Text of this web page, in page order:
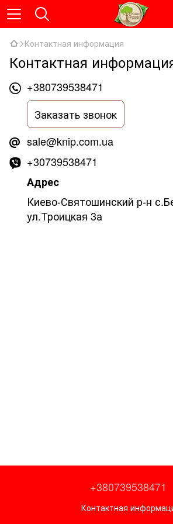
Контактная информация
Контактная
+380739538471
Заказать звонок
sale@knip.com.ua
+30739538471
Адрес
Киево-Святошинский р-н
ул.Троицкая 3а
+380739538471
Контактная